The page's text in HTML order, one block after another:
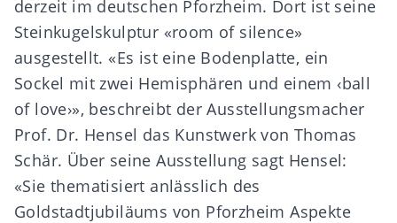
derzeit im deutschen Pforzheim. Dort ist seine
Steinkugelskulptur «room of silence»
ausgestellt. «Es ist eine Bodenplatte, ein
Sockel mit zwei Hemisphären und einem ‹ball
of love›», beschreibt der Ausstellungsmacher
Prof. Dr. Hensel das Kunstwerk von Thomas
Schär. Über seine Ausstellung sagt Hensel:
«Sie thematisiert anlässlich des
Goldstadtjubiläums von Pforzheim Aspekte